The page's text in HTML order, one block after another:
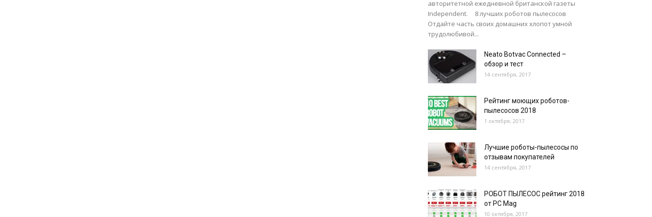
авторитетной ежедневной британской газеты
Independent. 8 лучших роботов пылесосов
Отдайте часть своих домашних хлопот умной
трудолюбивой...
Neato Botvac Connected –
обзор и тест
14 сентября, 2017
Рейтинг моющих роботов-
пылесосов 2018
1 октября, 2017
Лучшие роботы-пылесосы по
отзывам покупателей
14 сентября, 2017
РОБОТ ПЫЛЕСОС рейтинг 2018
от PC Mag
10 октября, 2017